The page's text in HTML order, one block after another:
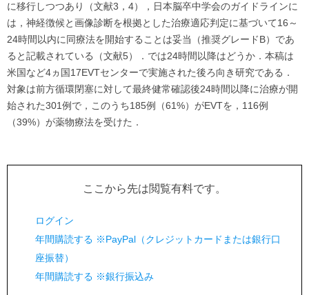
に移行しつつあり（文献3，4），日本脳卒中学会のガイドラインに
は，神経徴候と画像診断を根拠とした治療適応判定に基づいて16～
24時間以内に同療法を開始することは妥当（推奨グレードB）であ
ると記載されている（文献5）．では24時間以降はどうか．本稿は
米国など4ヵ国17EVTセンターで実施された後ろ向き研究である．
対象は前方循環閉塞に対して最終健常確認後24時間以降に治療が開
始された301例で，このうち185例（61%）がEVTを，116例
（39%）が薬物療法を受けた．
ここから先は閲覧有料です。
ログイン
年間購読する ※PayPal（クレジットカードまたは銀行口
座振替）
年間購読する ※銀行振込み